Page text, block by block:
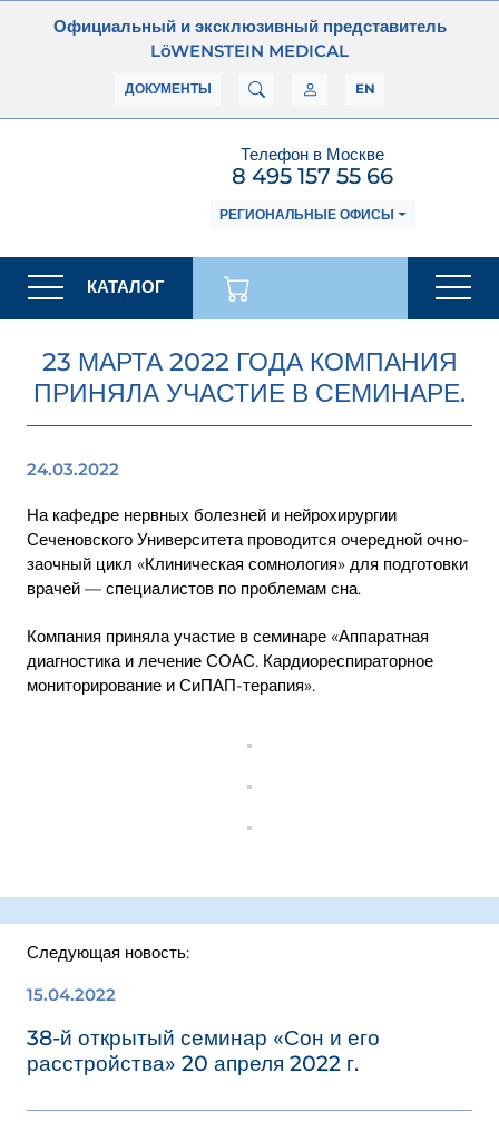
Официальный и эксклюзивный представитель
LöWENSTEIN MEDICAL
ДОКУМЕНТЫ EN
Телефон в Москве
8 495 157 55 66
РЕГИОНАЛЬНЫЕ ОФИСЫ
КАТАЛОГ
23 МАРТА 2022 ГОДА КОМПАНИЯ
ПРИНЯЛА УЧАСТИЕ В СЕМИНАРЕ.
24.03.2022
На кафедре нервных болезней и нейрохирургии
Сеченовского Университета проводится очередной очно-
заочный цикл «Клиническая сомнология» для подготовки
врачей — специалистов по проблемам сна.
Компания приняла участие в семинаре «Аппаратная
диагностика и лечение СОАС. Кардиореспираторное
мониторирование и СиПАП-терапия».
Следующая новость:
15.04.2022
38-й открытый семинар «Сон и его
расстройства» 20 апреля 2022 г.